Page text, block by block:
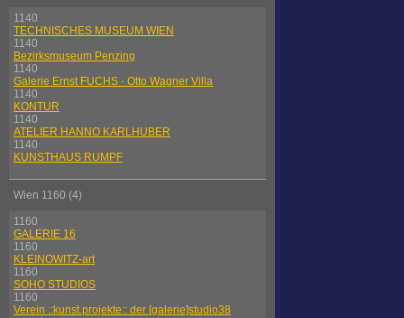
1140
TECHNISCHES MUSEUM WIEN
1140
Bezirksmuseum Penzing
1140
Galerie Ernst FUCHS - Otto Wagner Villa
1140
KONTUR
1140
ATELIER HANNO KARLHUBER
1140
KUNSTHAUS RUMPF
Wien 1160 (4)
1160
GALERIE 16
1160
KLEINOWITZ-art
1160
SOHO STUDIOS
1160
Verein ::kunst.projekte:: der [galerie]studio38